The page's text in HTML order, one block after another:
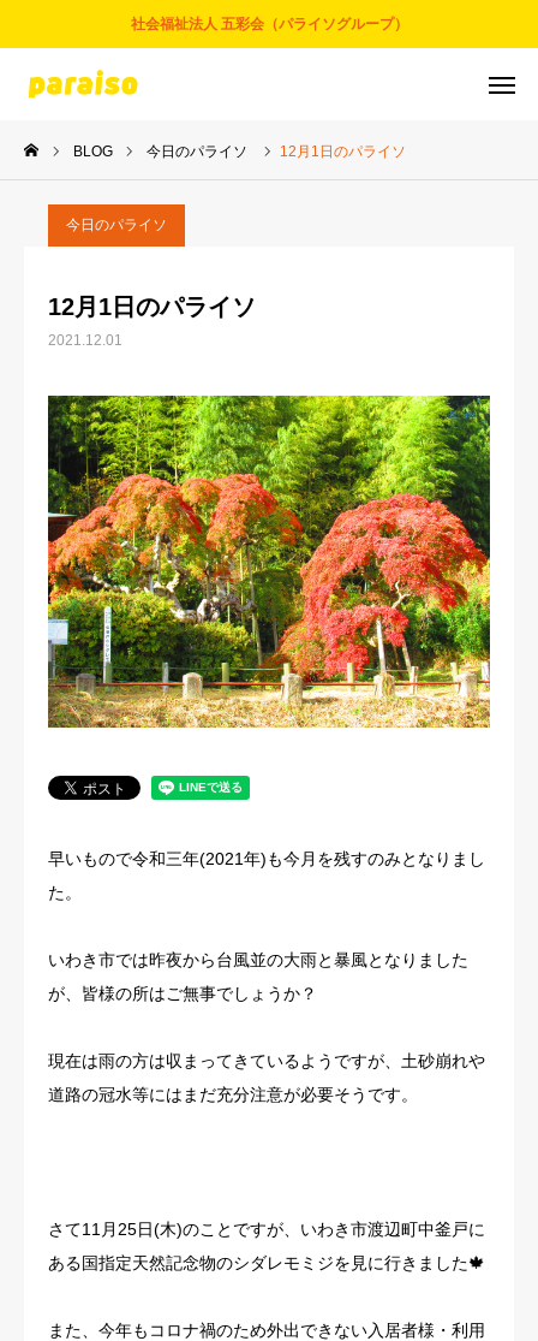
社会福祉法人 五彩会（パライソグループ）
BLOG 今日のパライソ 12月1日のパライソ
今日のパライソ
12月1日のパライソ
2021.12.01
早いもので令和三年(2021年)も今月を残すのみとなりまし
た。
いわき市では昨夜から台風並の大雨と暴風となりました
が、皆様の所はご無事でしょうか？
現在は雨の方は収まってきているようですが、土砂崩れや
道路の冠水等にはまだ充分注意が必要そうです。
さて11月25日(木)のことですが、いわき市渡辺町中釜戸に
ある国指定天然記念物のシダレモミジを見に行きました🍁
また、今年もコロナ禍のため外出できない入居者様・利用
お問合せ サービスについて
アクセス
事業とサービス
お知らせ
パライソブログ
スタッフ紹介
法人概要